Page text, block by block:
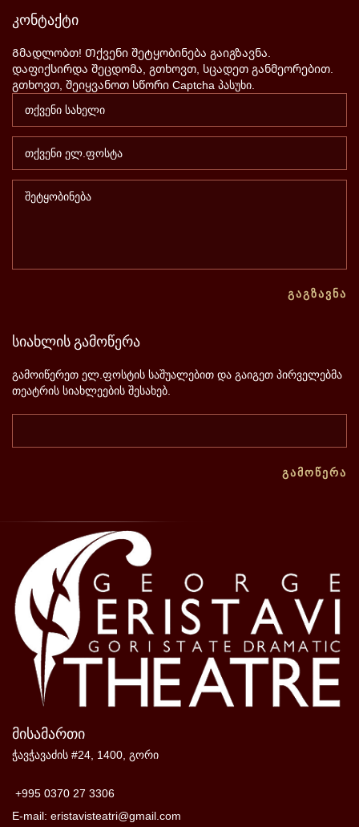
კონტაქტი
Გმადლობთ! Თქვენი შეტყობინება გაიგზავნა.
დაფიქსირდა შეცდომა, გთხოვთ, სცადეთ განმეორებით.
გთხოვთ, შეიყვანოთ სწორი Captcha პასუხი.
ᲒᲐᲒᲖᲐᲕᲜᲐ
სიახლისგამოწერა
გამოიწერეთ ელ.ფოსტის საშუალებით და გაიგეთ პირველებმა
თეატრის სიახლეების შესახებ.
ᲒᲐᲛᲝᲬᲔᲠᲐ
მისამართი
ჭავჭავაძის #24, 1400, გორი
+995 0370 27 3306
E-mail: eristavisteatri@gmail.com